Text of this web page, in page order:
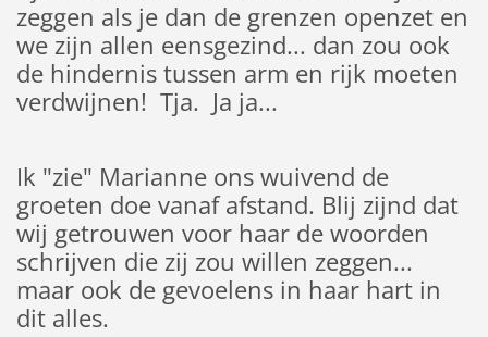
zeggen als je dan de grenzen openzet en
we zijn allen eensgezind... dan zou ook
de hindernis tussen arm en rijk moeten
verdwijnen! Tja. Ja ja...
Ik "zie" Marianne ons wuivend de
groeten doe vanaf afstand. Blij zijnd dat
wij getrouwen voor haar de woorden
schrijven die zij zou willen zeggen...
maar ook de gevoelens in haar hart in
dit alles.